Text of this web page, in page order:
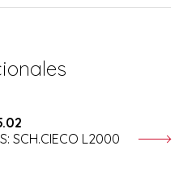
SCH.CIECO L2000